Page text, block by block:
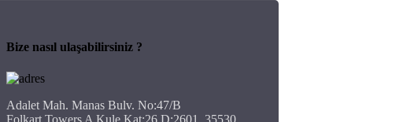
Bize nasıl ulaşabilirsiniz ?
Adalet Mah. Manas Bulv. No:47/B
Folkart Towers A Kule Kat:26 D:2601, 35530